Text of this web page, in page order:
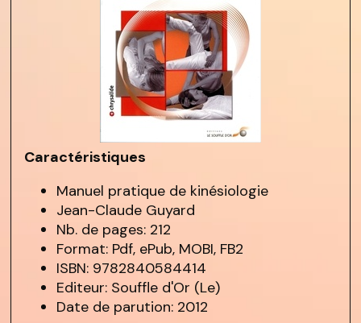
Caractéristiques
Manuel pratique de kinésiologie
Jean-Claude Guyard
Nb. de pages: 212
Format: Pdf, ePub, MOBI, FB2
ISBN: 9782840584414
Editeur: Souffle d'Or (Le)
Date de parution: 2012